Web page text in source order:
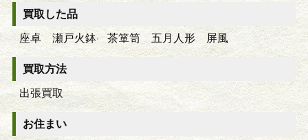
買取した品
座卓 瀬戸火鉢 茶箪笥 五月人形 屏風
買取方法
出張買取
お住まい